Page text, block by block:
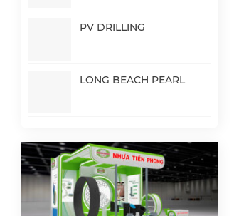
PV DRILLING
LONG BEACH PEARL